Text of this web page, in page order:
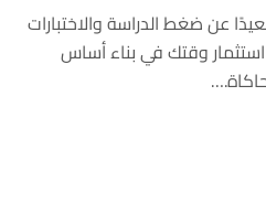
عن ضغط الدراسة والاختبارات
استثمار وقتك في بناء أساس